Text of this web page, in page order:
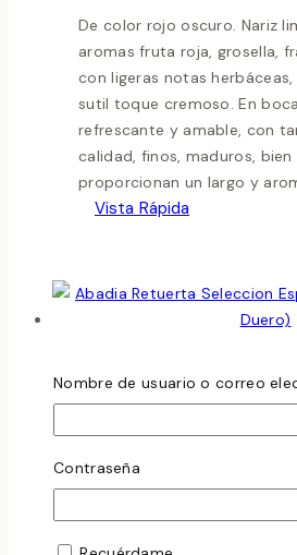
De color rojo oscuro. Nariz
aromas fruta roja, grosella,
con ligeras notas
sutil toque cremoso. En
refrescante y amable, con
calidad, finos, maduros,
proporcionan un largo y
Vista Rápida
Nombre de usuario o correo
Contraseña